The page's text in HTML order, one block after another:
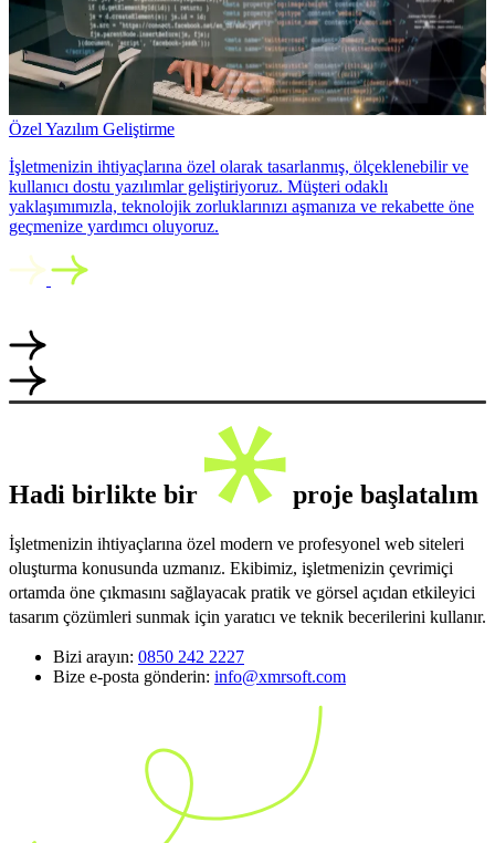
Özel Yazılım Geliştirme
İşletmenizin ihtiyaçlarına özel olarak tasarlanmış, ölçeklenebilir ve
kullanıcı dostu yazılımlar geliştiriyoruz. Müşteri odaklı
yaklaşımımızla, teknolojik zorluklarınızı aşmanıza ve rekabette öne
geçmenize yardımcı oluyoruz.
Hadi birlikte bir proje başlatalım
İşletmenizin ihtiyaçlarına özel modern ve profesyonel web siteleri
oluşturma konusunda uzmanız. Ekibimiz, işletmenizin çevrimiçi
ortamda öne çıkmasını sağlayacak pratik ve görsel açıdan etkileyici
tasarım çözümleri sunmak için yaratıcı ve teknik becerilerini kullanır.
Bizi arayın: 0850 242 2227
Bize e-posta gönderin: info@xmrsoft.com